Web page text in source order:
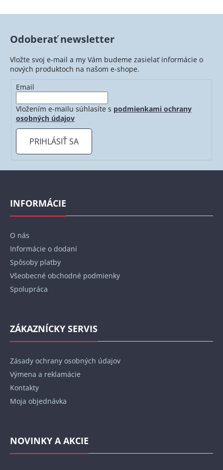
Odoberať newsletter
Vložte svoj e-mail a my Vám budeme zasielať informácie o
nových produktoch na našom e-shope.
Email
Vložením e-mailu súhlasíte s podmienkami ochrany
osobných údajov
PRIHLÁSIŤ SA
Z
INFORMÁCIE
O nás
Informácie o dodaní
Spôsoby platby
Všeobecné obchodné podmienky
Spolupráca
ZÁKAZNÍCKY SERVIS
Zásady ochrany osobných údajov
Výmena a reklamácie
Kontakty
Moja objednávka
NOVINKY A AKCIE